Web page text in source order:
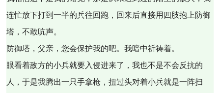
连忙放下打到一半的兵往回跑，回来后直接用四肢抱上防御
塔，不敢吭声。
防御塔，父亲，您会保护我的吧。我暗中祈祷着。
眼看着敌方的小兵就要入侵进来了，我也不是不会反抗的
人，于是我腾出一只手拿枪，扭过头对着小兵就是一阵扫